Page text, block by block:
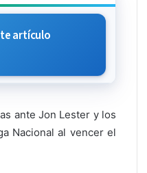
artículo
ante Jon Lester y los
Nacional al vencer el